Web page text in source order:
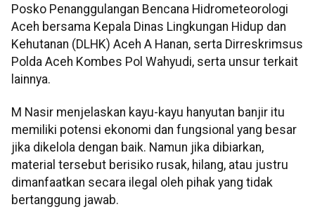
Posko Penanggulangan Bencana Hidrometeorologi
Aceh bersama Kepala Dinas Lingkungan Hidup dan
Kehutanan (DLHK) Aceh A Hanan, serta Dirreskrimsus
Polda Aceh Kombes Pol Wahyudi, serta unsur terkait
lainnya.
M Nasir menjelaskan kayu-kayu hanyutan banjir itu
memiliki potensi ekonomi dan fungsional yang besar
jika dikelola dengan baik. Namun jika dibiarkan,
material tersebut berisiko rusak, hilang, atau justru
dimanfaatkan secara ilegal oleh pihak yang tidak
bertanggung jawab.